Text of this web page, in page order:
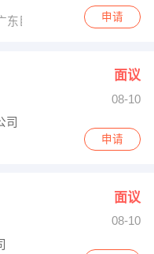
东巨高智能设备有限公司
申请
面议
08-10
司
申请
面议
08-10